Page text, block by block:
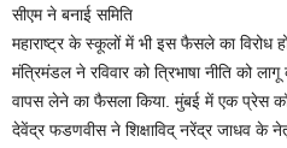
सीएम ने बनाई समिति
महाराष्‍ट्र के स्कूलों में भी इस फैसले का विरोध
मंत्रिमंडल ने रविवार को त्रिभाषा नीति को
वापस लेने का फैसला किया. मुंबई में एक प्रेस
देवेंद्र फडणवीस ने शिक्षाविद् नरेंद्र जाधव के